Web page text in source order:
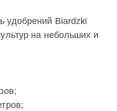
удобрений Biardzki
на небольших и